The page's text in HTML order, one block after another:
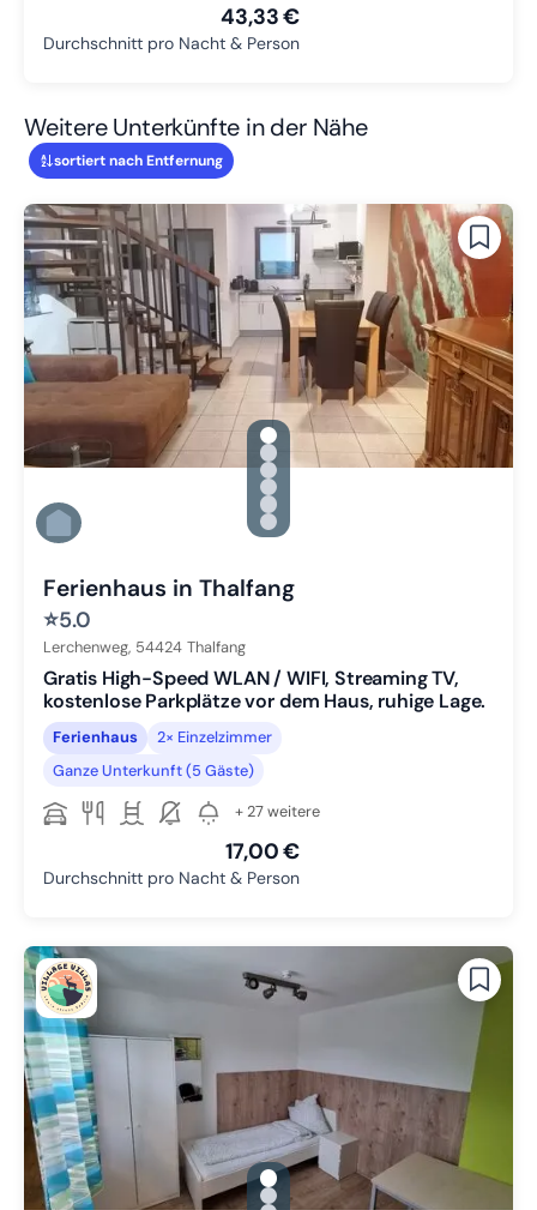
43,33 €
Durchschnitt pro Nacht & Person
Weitere Unterkünfte in der Nähe
sortiert nach Entfernung
gallery.slide_selector
Zu Slide 1 wechseln
Zu Slide 2 wechseln
Zu Slide 3 wechseln
Zu Slide 4 wechseln
Zu Slide 5 wechseln
Zu Slide 6 wechseln
Ferienhaus in Thalfang
⭐5.0
Lerchenweg, 54424 Thalfang
Gratis High-Speed WLAN / WIFI, Streaming TV,
kostenlose Parkplätze vor dem Haus, ruhige Lage.
Ferienhaus
2× Einzelzimmer
Ganze Unterkunft (5 Gäste)
+ 27 weitere
17,00 €
Durchschnitt pro Nacht & Person
gallery.slide_selector
Zu Slide 1 wechseln